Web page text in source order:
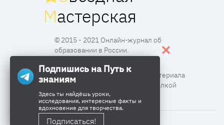
Мастерская
© 2015 - 2021 Онлайн-журнал об
образовании в России.
Все права защищены. Перпечатка материала
разрешена с согласия редакции и ссылкой
Подпишись на Путь к
знаниям
Здесь ты найдёшь уроки,
исследования, интересные факты и
вдохновение для творчества.
Подписаться!